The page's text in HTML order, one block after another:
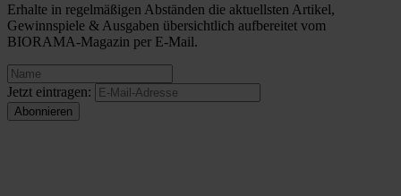
Erhalte in regelmäßigen Abständen die aktuellsten Artikel,
Gewinnspiele & Ausgaben übersichtlich aufbereitet vom
BIORAMA-Magazin per E-Mail.
Jetzt eintragen: